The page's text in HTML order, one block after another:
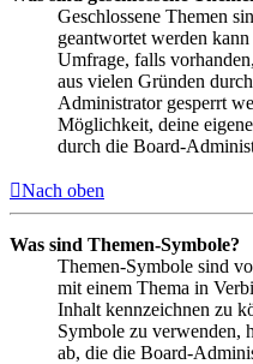
Geschlossene Themen
geantwortet werden
Umfrage, falls
aus vielen Gründen
Administrator gesperrt
Möglichkeit, deine
durch die Board-
Nach oben
Was sind Themen-Symbole?
Themen-Symbole sind
mit einem Thema in
Inhalt kennzeichnen zu
Symbole zu verwenden,
ab, die die Board-